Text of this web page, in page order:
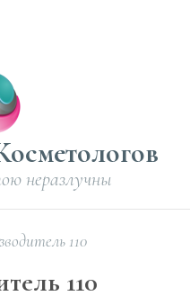
неразлучны
110
110